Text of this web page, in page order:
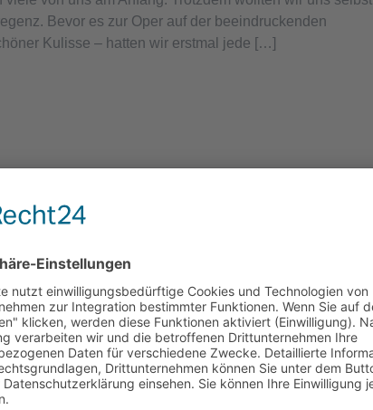
Bevor es zur Oper auf der beeindruckenden
Kulisse – hatten wir erstmal jede […]
Toninato den Premio Consolato (Konsulatspreis)
8, 9 und 10 verliehen: Katharina Weidner (8b), Laura
war auch der Vizepräsident
zu ihrem Erfolg gratulierte. Ein besonderer Gast […]